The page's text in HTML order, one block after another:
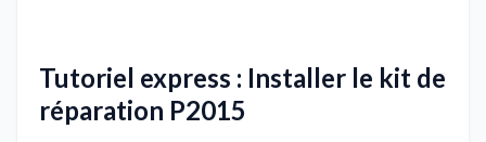
Tutoriel express : Installer le kit de
réparation P2015